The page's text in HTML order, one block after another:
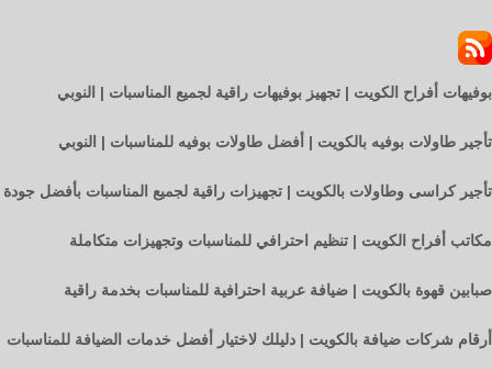
بوفيهات أفراح الكويت | تجهيز بوفيهات راقية لجميع المناسبات | النوبي
تأجير طاولات بوفيه بالكويت | أفضل طاولات بوفيه للمناسبات | النوبي
تأجير كراسى وطاولات بالكويت | تجهيزات راقية لجميع المناسبات بأفضل جودة
مكاتب أفراح الكويت | تنظيم احترافي للمناسبات وتجهيزات متكاملة
صبابين قهوة بالكويت | ضيافة عربية احترافية للمناسبات بخدمة راقية
أرقام شركات ضيافة بالكويت | دليلك لاختيار أفضل خدمات الضيافة للمناسبات